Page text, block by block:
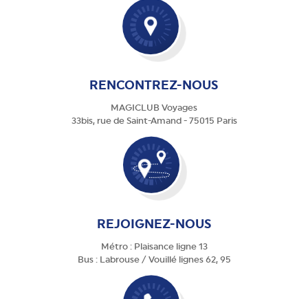
RENCONTREZ-NOUS
MAGICLUB Voyages
33bis, rue de Saint-Amand - 75015 Paris
REJOIGNEZ-NOUS
Métro : Plaisance ligne 13
Bus : Labrouse / Vouillé lignes 62, 95